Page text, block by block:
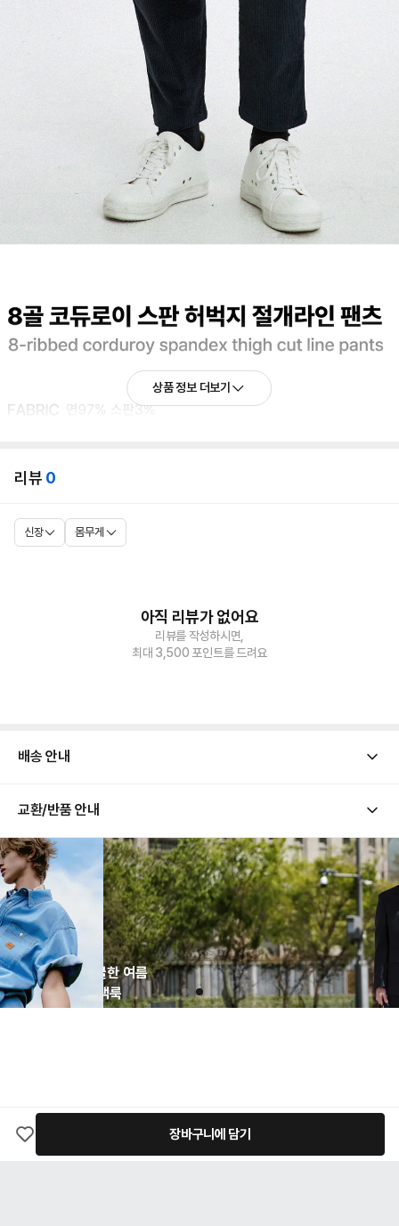
상품 정보 더보기
리뷰 0
신장 몸무게
아직 리뷰가 없어요
리뷰를 작성하시면,
최대 3,500 포인트를 드려요
배송 안내
[ 배송 기간 ]
해당 상품의 배송은 평일 기준 통상적으로 1-2일 소요됩니다.
[ 배송 금액 ]
배송 금액은 모두 댄블에서 부담합니다. 고객님의 배송 부담 금액은 0원입니다.
교환/반품 안내
[ 교환/반품 유의 사항 ]
본 상품은 업체별로 개별 출고되는 상품으로, 반품 시 출고 업체 기준에 따라 반품비가 각각
발생할 수 있습니다.
고객님의 변심으로 인한 반품의 경우, 왕복 택배비가 발생하며 해당 비용은 환불 금액에서
차감 후 환불 처리됩니다.
상품 수령 시 상품 하자 여부를 확인해주세요. 하자 여부를 확인하지 않고 반품된 상품은 고
객님의 책임 사유가 될 수 있습니다.
상품은 착용 흔적이 없어야 하며, 택이 부착된 상태로 접수되어야 합니다.
교환/반품 요청은 상품 수령 후 7일 이내로 가능합니다.
구매 이후 세탁 및 수선으로 인하여 상품에 변형이 생겼거나 훼손된 경우
[ 환불 기간 ]
여름
룩
느껴지
제일 많
은
콘텐츠
장바구니에 담기